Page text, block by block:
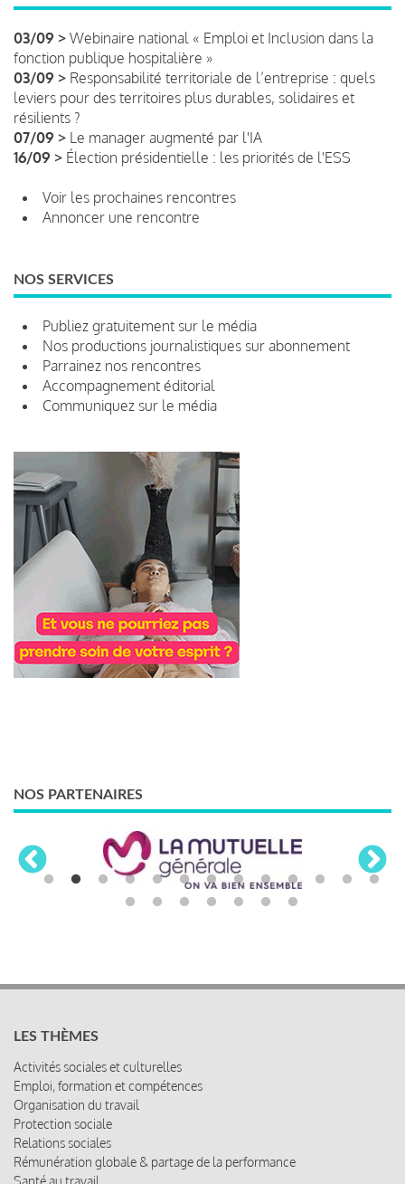
03/09 > Webinaire national « Emploi et Inclusion dans la
fonction publique hospitalière »
03/09 > Responsabilité territoriale de l’entreprise : quels
leviers pour des territoires plus durables, solidaires et
résilients ?
07/09 > Le manager augmenté par l'IA
16/09 > Élection présidentielle : les priorités de l'ESS
Voir les prochaines rencontres
Annoncer une rencontre
NOS SERVICES
Publiez gratuitement sur le média
Nos productions journalistiques sur abonnement
Parrainez nos rencontres
Accompagnement éditorial
Communiquez sur le média
NOS PARTENAIRES
LES THÈMES
Activités sociales et culturelles
Emploi, formation et compétences
Organisation du travail
Protection sociale
Relations sociales
Rémunération globale & partage de la performance
Santé au travail